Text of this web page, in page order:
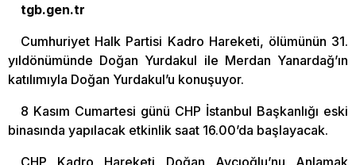
tgb.gen.tr
Cumhuriyet Halk Partisi Kadro Hareketi, ölümünün 31.
yıldönümünde Doğan Yurdakul ile Merdan Yanardağ’ın
katılımıyla Doğan Yurdakul’u konuşuyor.
8 Kasım Cumartesi günü CHP İstanbul Başkanlığı eski
binasında yapılacak etkinlik saat 16.00’da başlayacak.
CHP Kadro Hareketi Doğan Avcıoğlu’nu Anlamak